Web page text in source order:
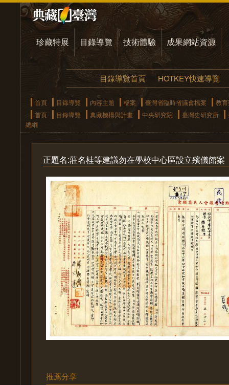
珍藏特展 目錄導覽 技術體驗 成果網站資源
目錄導覽首頁 HOTKEY快速導覽
首頁 目錄導覽 內容主題 檔案 臺灣省臨時省議會檔案
教
首頁
目錄導覽 典藏機構與計畫 中央研究院 臺灣史研究所
總綱
正題名:莊名桂等建議勿在學校中心區設立殯儀館案
推薦分享